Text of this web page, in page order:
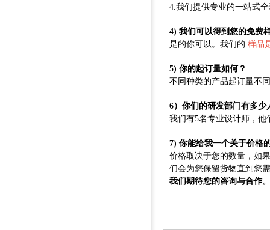
4.我们提供专业的一站式
4) 我们可以得到您的免费​​
是的你可以。我们的 样品
5) 你的起订量如何？
不同种类的产品起订量不
6）你们的研发部门有多少
我们有5名专业设计师，他
7) 你能给我一个关于价格
价格取决于您的数量，如
们会为您保留货物直到您
我们期待您的咨询与合作。